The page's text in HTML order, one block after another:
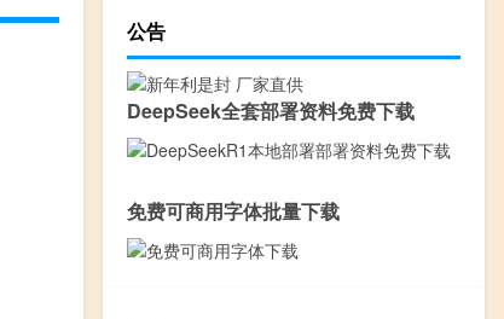
公告
DeepSeek全套部署资料免费下载
免费可商用字体批量下载